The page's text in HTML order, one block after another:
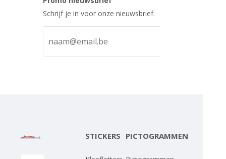
Schrijf je in voor onze nieuwsbrief.
STICKERS PICTOGRAMMEN